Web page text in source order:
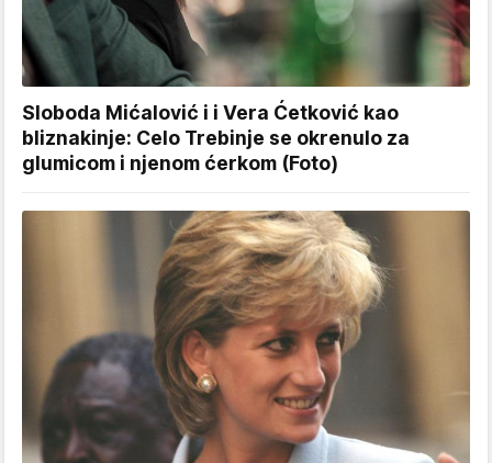
Sloboda Mićalović i i Vera Ćetković kao
bliznakinje: Celo Trebinje se okrenulo za
glumicom i njenom ćerkom (Foto)